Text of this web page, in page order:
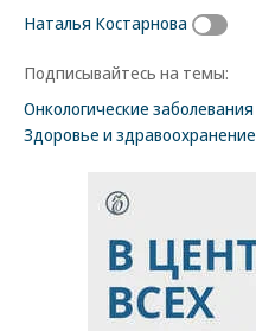
Наталья Костарнова
Подписывайтесь на темы:
Онкологические заболевания
Здоровье и здравоохранение